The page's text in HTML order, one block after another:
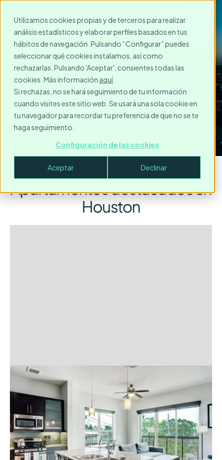
Utilizamos cookies propias y de terceros para realizar
análisis estadísticos y elaborar perfiles basados en tus
hábitos de navegación. Pulsando “Configurar” puedes
seleccionar qué cookies instalamos, así como
rechazarlas. Pulsando 'Aceptar', consientes todas las
cookies. Más información aquí
Si rechazas, no se hará seguimiento de tu información
cuando visites este sitio web. Se usará una sola cookie en
tu navegador para recordar tu preferencia de que no se te
haga seguimiento.
Configuración de las cookies
Aceptar Declinar
Alquiler Temporal en
Houston
Solicita tu reserva
Apartamentos destacados en
Houston